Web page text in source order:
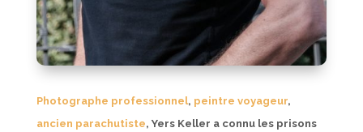
Photographe professionnel, peintre voyageur,
ancien parachutiste, Yers Keller a connu les prisons